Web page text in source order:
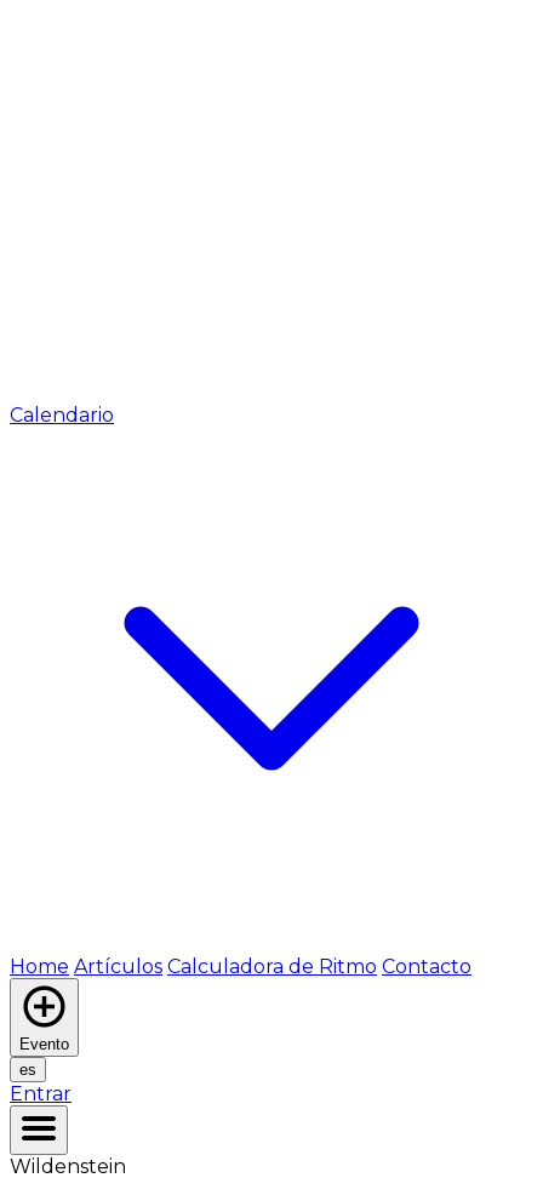
Calendario
Home Artículos Calculadora de Ritmo Contacto
Evento
es
Entrar
Wildenstein